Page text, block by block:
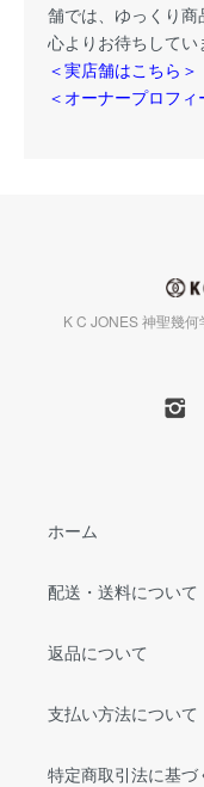
舗では、ゆっくり
心よりお待ちしてい
＜実店舗はこちら＞
＜オーナープロフ
K C JONES 神聖幾
ホーム
配送・送料について
返品について
支払い方法について
特定商取引法に基づ